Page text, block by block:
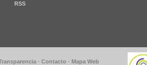
RSS
- Contacto - Mapa Web